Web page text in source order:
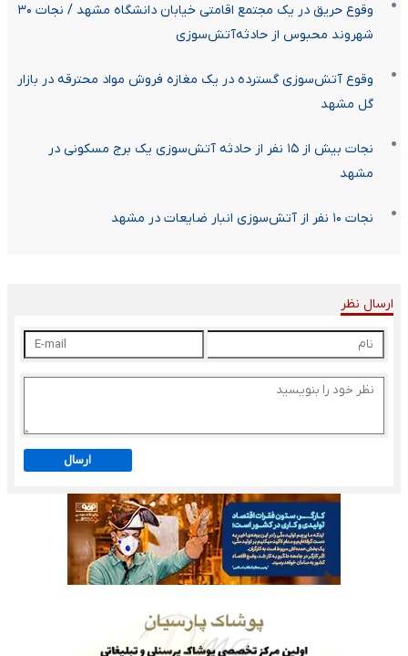
وقوع حریق در یک مجتمع اقامتی خیابان دانشگاه مشهد / نجات ۳۰
شهروند محبوس از حادثه‌آتش‌سوزی
وقوع آتش‌سوزی گسترده در یک مغازه فروش مواد محترقه در بازار
گل مشهد
نجات بیش از ۱۵ نفر از حادثه آتش‌سوزی یک برج مسکونی در
مشهد
نجات ۱۰ نفر از آتش‌سوزی انبار ضایعات در مشهد
ارسال نظر
ارسال